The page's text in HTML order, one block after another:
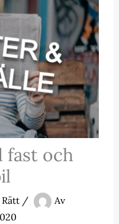
fast och
/
Av